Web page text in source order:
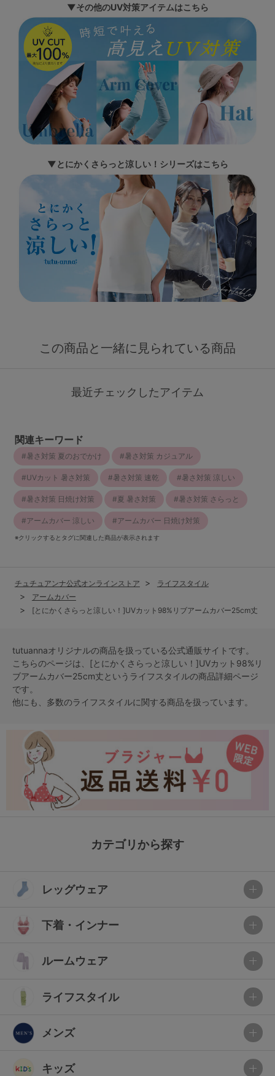
▼その他のUV対策アイテムはこちら
▼とにかくさらっと涼しい！シリーズはこちら
この商品と一緒に見られている商品
最近チェックしたアイテム
関連キーワード
暑さ対策 夏のおでかけ 暑さ対策 カジュアル
UVカット 暑さ対策 暑さ対策 速乾 暑さ対策 涼しい
暑さ対策 日焼け対策 夏 暑さ対策 暑さ対策 さらっと
アームカバー 涼しい アームカバー 日焼け対策
※クリックするとタグに関連した商品が表示されます
チュチュアンナ公式オンラインストア
ライフスタイル
アームカバー
[とにかくさらっと涼しい！]UVカット98%リブアームカバー25cm丈
tutuannaオリジナルの商品を扱っている公式通販サイトです。
こちらのページは、[とにかくさらっと涼しい！]UVカット98%リ
ブアームカバー25cm丈という ライフスタイルの商品詳細ページ
です。
他にも、多数のライフスタイルに関する商品を扱っています。
カテゴリから探す
レッグウェア
下着・インナー
ルームウェア
ライフスタイル
メンズ
キッズ